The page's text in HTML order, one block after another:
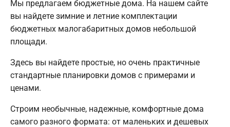
Мы предлагаем бюджетные дома. На нашем сайте
вы найдете зимние и летние комплектации
бюджетных малогабаритных домов небольшой
площади.
Здесь вы найдете простые, но очень практичные
стандартные планировки домов с примерами и
ценами.
Строим необычные, надежные, комфортные дома
самого разного формата: от маленьких и дешевых